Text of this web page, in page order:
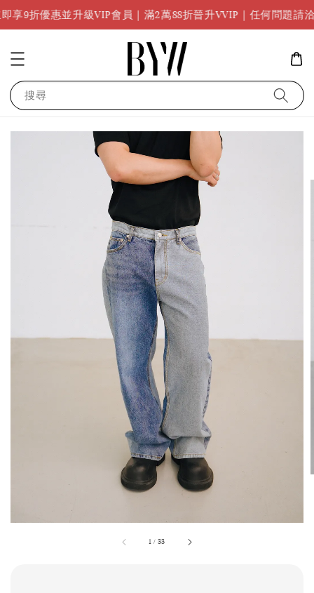
並升級VIP會員｜滿2萬88折晉升VVIP｜任何問題請洽 任何問
搜尋
1 / 33